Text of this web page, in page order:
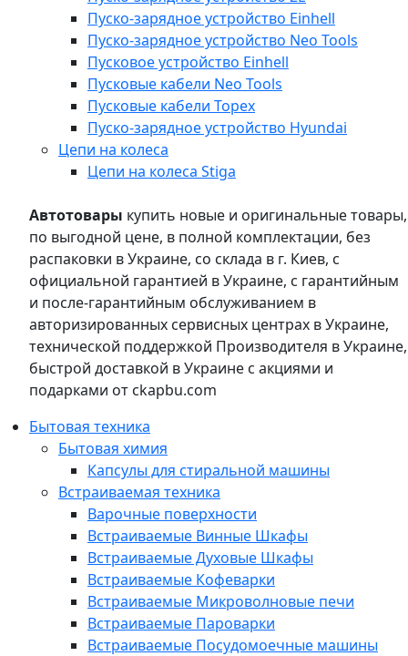
Пуско-зарядное устройство Einhell
Пуско-зарядное устройство Neo Tools
Пусковое устройство Einhell
Пусковые кабели Neo Tools
Пусковые кабели Topex
Пуско-зарядное устройство Hyundai
Цепи на колеса
Цепи на колеса Stiga
Автотовары купить новые и оригинальные товары,
по выгодной цене, в полной комплектации, без
распаковки в Украине, со склада в г. Киев, с
официальной гарантией в Украине, с гарантийным
и после-гарантийным обслуживанием в
авторизированных сервисных центрах в Украине,
технической поддержкой Производителя в Украине,
быстрой доставкой в Украине с акциями и
подарками от ckapbu.com
Бытовая техника
Бытовая химия
Капсулы для стиральной машины
Встраиваемая техника
Варочные поверхности
Встраиваемые Винные Шкафы
Встраиваемые Духовые Шкафы
Встраиваемые Кофеварки
Встраиваемые Микроволновые печи
Встраиваемые Пароварки
Встраиваемые Посудомоечные машины